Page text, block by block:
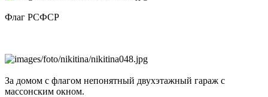
Флаг РСФСР
За домом с флагом непонятный двухэтажный гараж с
массонским окном.